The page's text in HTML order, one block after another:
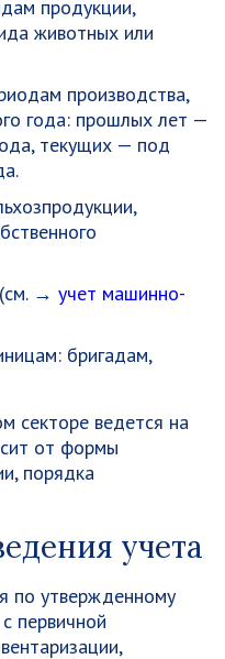
продукции,
животных или
производства,
года: прошлых лет —
текущих — под
→ учет машинно-
бригадам,
секторе ведется на
от формы
порядка
учета
по утвержденному
первичной